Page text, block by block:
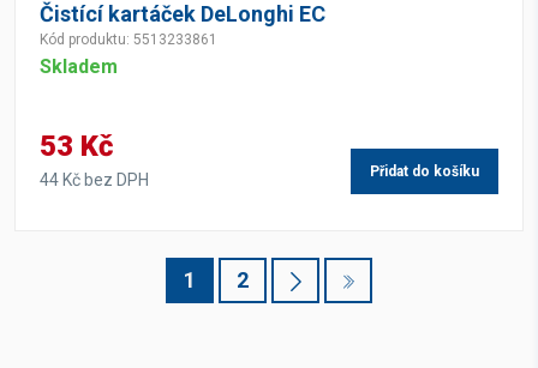
Čistící kartáček DeLonghi EC
Kód produktu: 5513233861
Skladem
53 Kč
44 Kč bez DPH Přidat do košíku
1 2